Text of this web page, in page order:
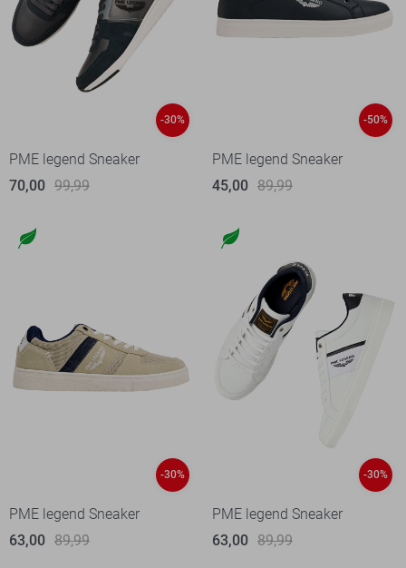
-30%
PME legend Sneaker
70,00 99,99
-50%
PME legend Sneaker
45,00 89,99
-30%
PME legend Sneaker
63,00 89,99
-30%
PME legend Sneaker
63,00 89,99